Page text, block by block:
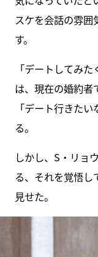
スケを会話の雰
す。
「デートしてみ
は、現在の婚約者
「デート行きた
る。
しかし、S・リョ
る、それを覚悟
見せた。